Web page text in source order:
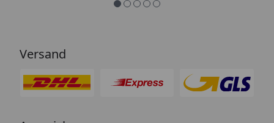
Versand